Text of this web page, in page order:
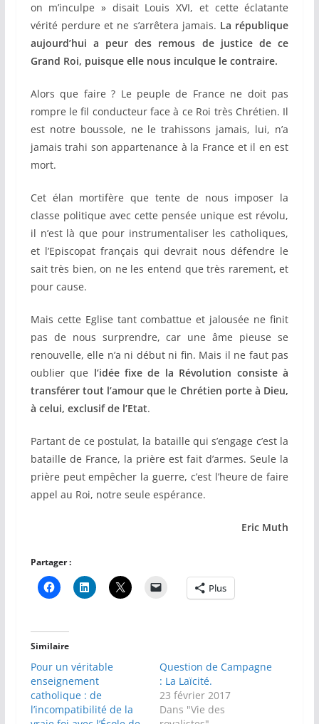
on m’inculpe » disait Louis XVI, et cette éclatante
vérité perdure et ne s’arrêtera jamais. La république
aujourd’hui a peur des remous de justice de ce
Grand Roi, puisque elle nous inculque le contraire.
Alors que faire ? Le peuple de France ne doit pas
rompre le fil conducteur face à ce Roi très Chrétien. Il
est notre boussole, ne le trahissons jamais, lui, n’a
jamais trahi son appartenance à la France et il en est
mort.
Cet élan mortifère que tente de nous imposer la
classe politique avec cette pensée unique est révolu,
il n’est là que pour instrumentaliser les catholiques,
et l’Episcopat français qui devrait nous défendre le
sait très bien, on ne les entend que très rarement, et
pour cause.
Mais cette Eglise tant combattue et jalousée ne finit
pas de nous surprendre, car une âme pieuse se
renouvelle, elle n’a ni début ni fin. Mais il ne faut pas
oublier que l’idée fixe de la Révolution consiste à
transférer tout l’amour que le Chrétien porte à Dieu,
à celui, exclusif de l’Etat.
Partant de ce postulat, la bataille qui s’engage c’est la
bataille de France, la prière est fait d’armes. Seule la
prière peut empêcher la guerre, c’est l’heure de faire
appel au Roi, notre seule espérance.
Eric Muth
Partager :
Plus
Similaire
Pour un véritable
enseignement
catholique : de
l’incompatibilité de la
Question de Campagne
: La Laïcité.
23 février 2017
Dans "Vie des